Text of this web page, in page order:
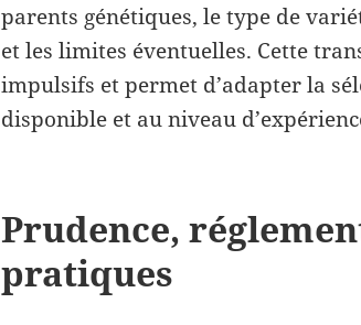
parents génétiques, le type de
et les limites éventuelles. Cette
impulsifs et permet d’adapter la
disponible et au niveau
Prudence,
pratiques